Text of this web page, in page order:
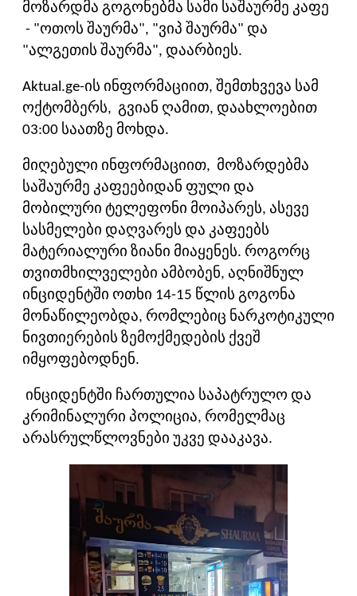
მოზარდმა გოგონებმა სამი საშაურმე კაფე
- "ოთოს შაურმა", "ვიპ შაურმა" და
"ალგეთის შაურმა", დაარბიეს.
Aktual.ge-ის ინფორმაციით, შემთხვევა სამ
ოქტომბერს, გვიან ღამით, დაახლოებით
03:00 საათზე მოხდა.
მიღებული ინფორმაციით, მოზარდებმა
საშაურმე კაფეებიდან ფული და
მობილური ტელეფონი მოიპარეს, ასევე
სასმელები დაღვარეს და კაფეებს
მატერიალური ზიანი მიაყენეს. როგორც
თვითმხილველები ამბობენ, აღნიშნულ
ინციდენტში ოთხი 14-15 წლის გოგონა
მონაწილეობდა, რომლებიც ნარკოტიკული
ნივთიერების ზემოქმედების ქვეშ
იმყოფებოდნენ.
ინციდენტში ჩართულია საპატრულო და
კრიმინალური პოლიცია, რომელმაც
არასრულწლოვნები უკვე დააკავა.